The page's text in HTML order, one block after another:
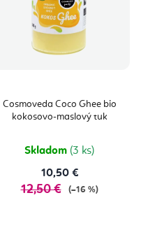
Cosmoveda Coco Ghee bio
kokosovo-maslový tuk
Skladom (3 ks)
10,50 €
12,50 € (–16 %)